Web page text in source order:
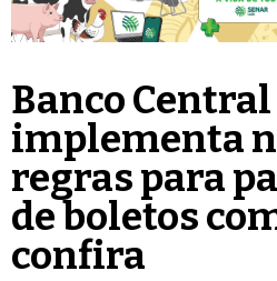
Banco Central
implementa
regras para
de boletos
confira